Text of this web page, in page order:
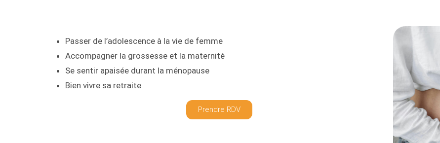
Passer de l’adolescence à la vie de femme
Accompagner la grossesse et la maternité
Se sentir apaisée durant la ménopause
Bien vivre sa retraite
Prendre RDV